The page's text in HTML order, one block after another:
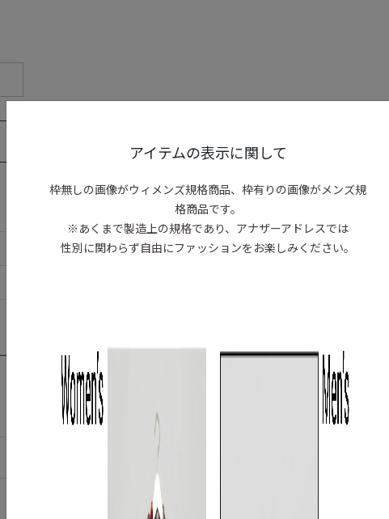
アイテムの表示に関して
枠無しの画像がウィメンズ規格商品、 枠有りの画像がメンズ規
格商品です。
※あくまで製造上の規格であり、アナザーアドレスでは
性別に関わらず自由にファッションをお楽しみください。